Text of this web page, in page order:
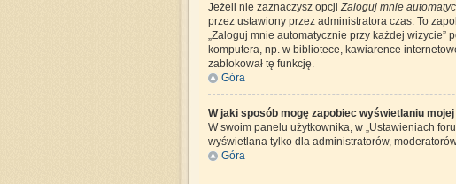
Jeżeli nie zaznaczysz opcjiZaloguj mnie
przez ustawiony przez administratora czas. To
„Zaloguj mnie automatycznie przy każdej wizycie”
komputera, np. w bibliotece, kawiarence
zablokował tę funkcję.
Góra
W jaki sposób mogę zapobiec wyświetlaniu
W swoim panelu użytkownika, w „Ustawieniach
wyświetlana tylko dla administratorów,
Góra